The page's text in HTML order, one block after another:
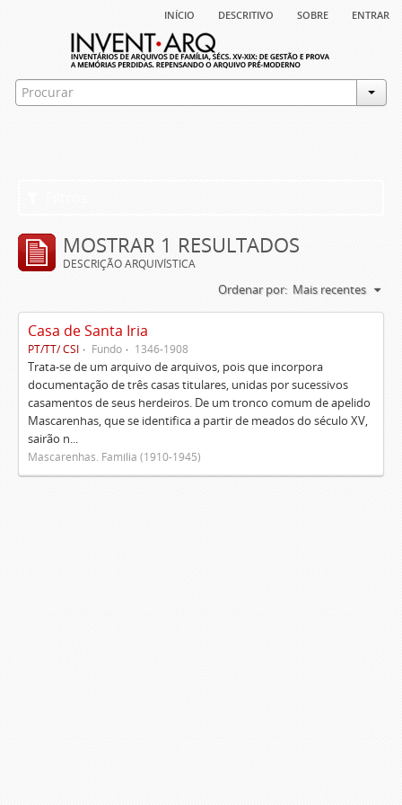
início descritivo sobre entrar
MOSTRAR 1 RESULTADOS
DESCRIÇÃO ARQUIVÍSTICA
Ordenar por: Mais recentes
Casa de Santa Iria
PT/TT/ CSI Fundo 1346-1908
Trata-se de um arquivo de arquivos, pois que incorpora
documentação de três casas titulares, unidas por sucessivos
casamentos de seus herdeiros. De um tronco comum de apelido
Mascarenhas, que se identifica a partir de meados do século XV,
sairão n...
Mascarenhas. Família (1910-1945)